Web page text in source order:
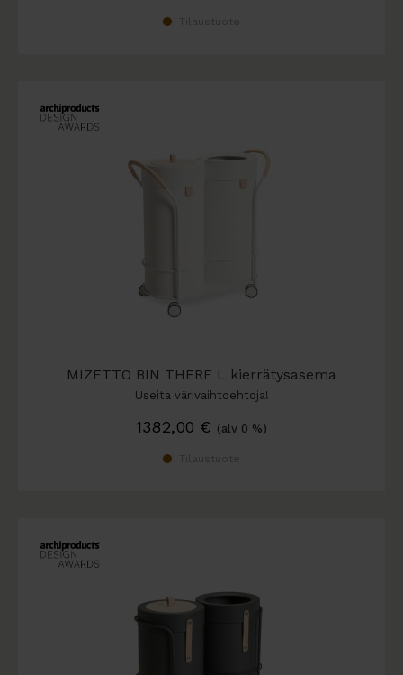
MIZETTO BIN THERE L kierrätysasema
Useita värivaihtoehtoja!
1382,00 € (alv 0 %)